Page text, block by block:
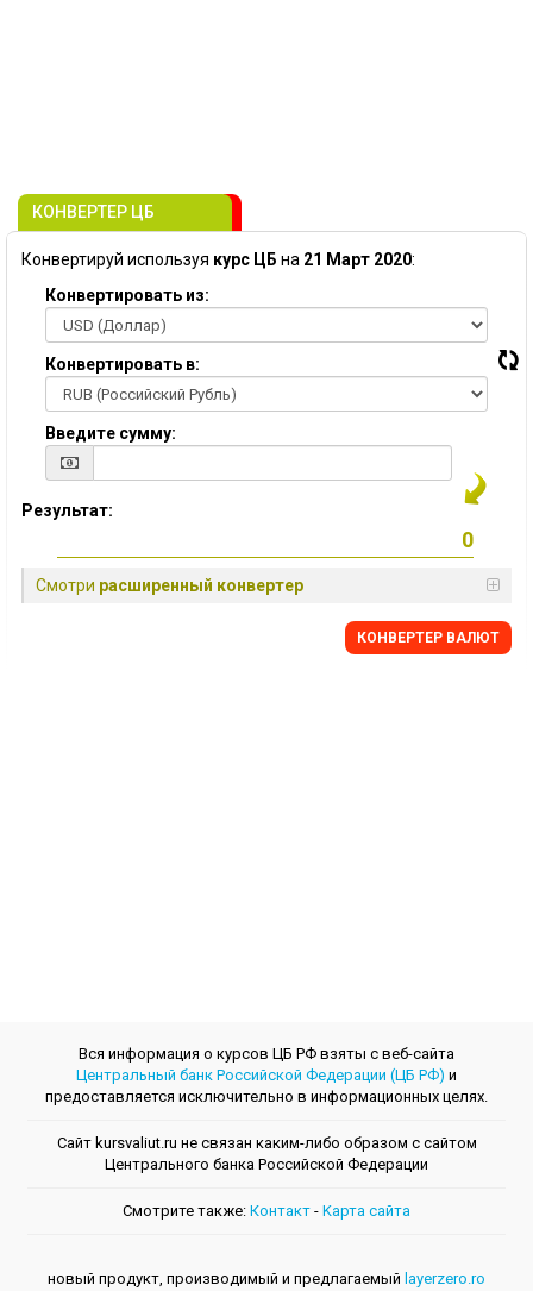
КОНВЕРТЕР ЦБ
Конвертируй используя курс ЦБ на 21 Март 2020:
Конвертировать из:
Конвертировать в:
Введите сумму:
Результат:
Смотри расширенный конвертер
КОНВЕРТЕР ВАЛЮТ
Вся информация о курсов ЦБ РФ взяты с веб-сайта
Центральный банк Российской Федерации (ЦБ РФ) и
предоставляется исключительно в информационных целях.
Сайт kursvaliut.ru не связан каким-либо образом с сайтом
Центрального банкa Российской Федерации
Смотрите также: Контакт - Kарта сайта
новый продукт, производимый и предлагаемый layerzero.ro